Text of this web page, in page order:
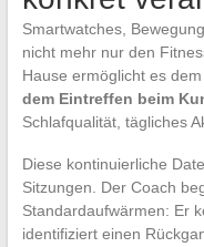
Smartwatches,
nicht mehr nur den
Hause ermöglicht es dem
dem Eintreffen beim
Schlafqualität, tägliches
Diese kontinuierliche
Sitzungen. Der Coach
Standardaufwärmen: Er
identifiziert einen